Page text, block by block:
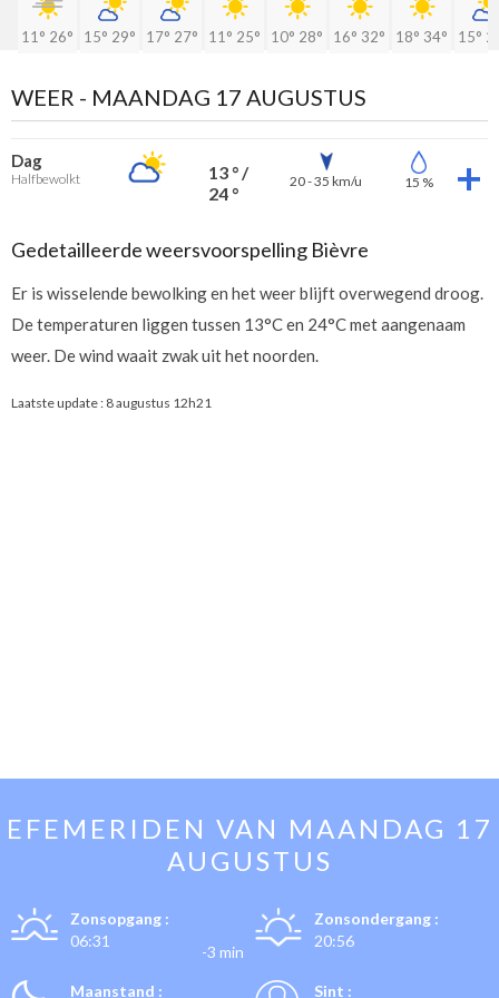
11° 26° 15° 29° 17° 27° 11° 25° 10° 28° 16° 32° 18° 34° 15°
WEER - MAANDAG 17 AUGUSTUS
Dag
Halfbewolkt
13 ° /
24 °
20 - 35 km/u 15 %
Gedetailleerde weersvoorspelling Bièvre
Er is wisselende bewolking en het weer blijft overwegend droog.
De temperaturen liggen tussen 13°C en 24°C met aangenaam
weer. De wind waait zwak uit het noorden.
Laatste update : 8 augustus 12h21
EFEMERIDEN VAN MAANDAG 17
AUGUSTUS
Zonsopgang :
06:31
-3 min
Zonsondergang :
20:56
Maanstand :
Sint :